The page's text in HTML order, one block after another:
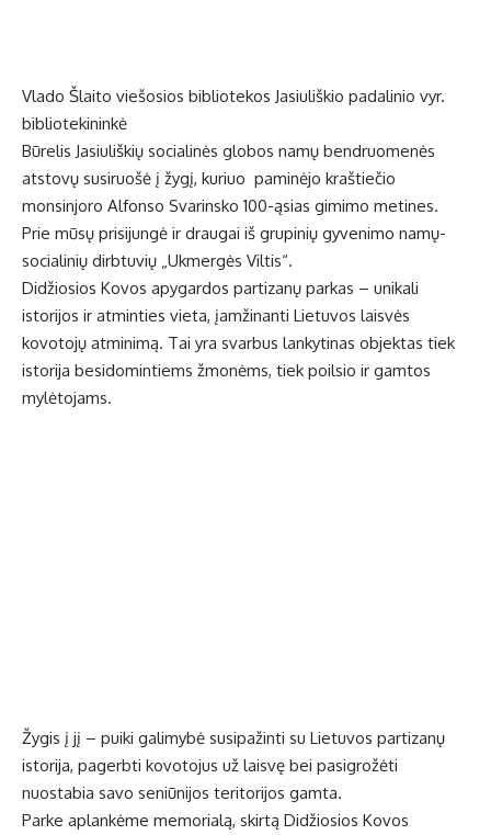
Vlado Šlaito viešosios bibliotekos Jasiuliškio padalinio vyr.
bibliotekininkė
Būrelis Jasiuliškių socialinės globos namų bendruomenės
atstovų susiruošė į žygį, kuriuo paminėjo kraštiečio
monsinjoro Alfonso Svarinsko 100-ąsias gimimo metines.
Prie mūsų prisijungė ir draugai iš grupinių gyvenimo namų-
socialinių dirbtuvių „Ukmergės Viltis“.
Didžiosios Kovos apygardos partizanų parkas – unikali
istorijos ir atminties vieta, įamžinanti Lietuvos laisvės
kovotojų atminimą. Tai yra svarbus lankytinas objektas tiek
istorija besidomintiems žmonėms, tiek poilsio ir gamtos
mylėtojams.
Žygis į jį – puiki galimybė susipažinti su Lietuvos partizanų
istorija, pagerbti kovotojus už laisvę bei pasigrožėti
nuostabia savo seniūnijos teritorijos gamta.
Parke aplankėme memorialą, skirtą Didžiosios Kovos